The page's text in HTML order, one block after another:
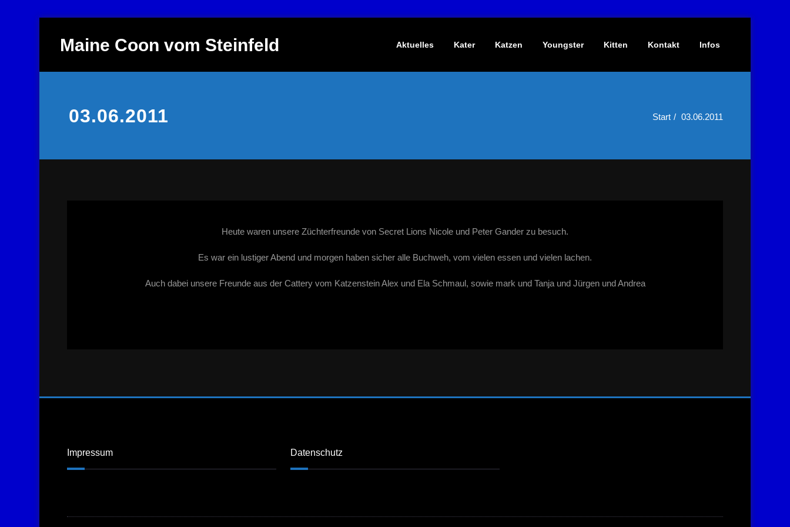
springenMaine Coon vom Steinfeld Aktuelles Kater Katzen Youngster Kitten Kontakt Infos
03.06.2011 Start 03.06.2011
Heute waren unsere Züchterfreunde von Secret Lions Nicole und Peter Gander zu besuch.
Es war ein lustiger Abend und morgen haben sicher alle Buchweh, vom vielen essen und vielen lachen.
Auch dabei unsere Freunde aus der Cattery vom Katzenstein Alex und Ela Schmaul, sowie mark und Tanja und Jürgen und Andrea
Impressum Datenschutz